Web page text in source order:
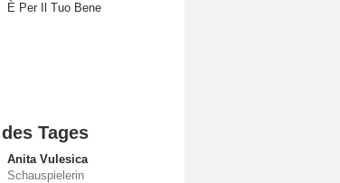
È Per Il Tuo Bene
Tages
Anita Vulesica
Schauspielerin